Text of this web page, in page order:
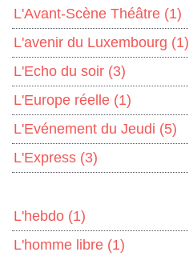
L'Avant-Scène Théâtre (1)
L'avenir du Luxembourg (1)
L'Echo du soir (3)
L'Europe réelle (1)
L'Evénement du Jeudi (5)
L'Express (3)
L'hebdo (1)
L'homme libre (1)